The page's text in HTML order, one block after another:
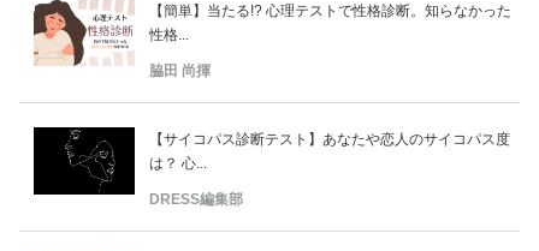
【簡単】当たる!? 心理テストで性格診断。知らなかった
性格...
脇田 尚揮
【サイコパス診断テスト】あなたや恋人のサイコパス度
は？ 心...
DRESS編集部